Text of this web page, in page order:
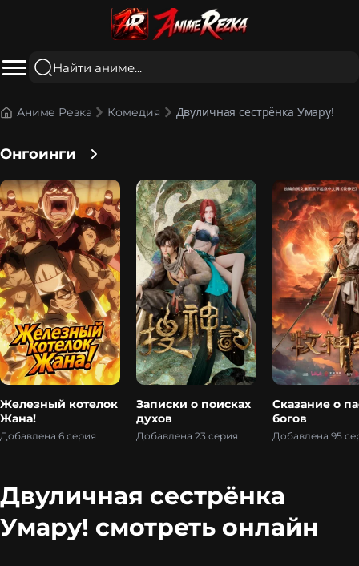
Аниме Резка Комедия Двуличная сестрёнка Умару!
Онгоинги
Железный котелок
Жана!
Добавлена 6 серия
Записки о поисках
духов
Добавлена 23 серия
Сказание о
богов
Добавлена 95
Двуличная сестрёнка
Умару! смотреть онлайн